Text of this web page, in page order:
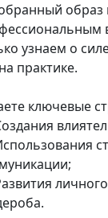
узнаем о
практике.
ключевые